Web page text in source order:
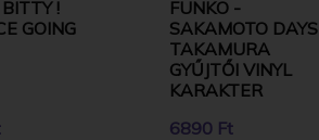
!
GOING
FUNKO -
SAKAMOTO DAYS
TAKAMURA
GYŰJTŐI VINYL
KARAKTER
6890 Ft